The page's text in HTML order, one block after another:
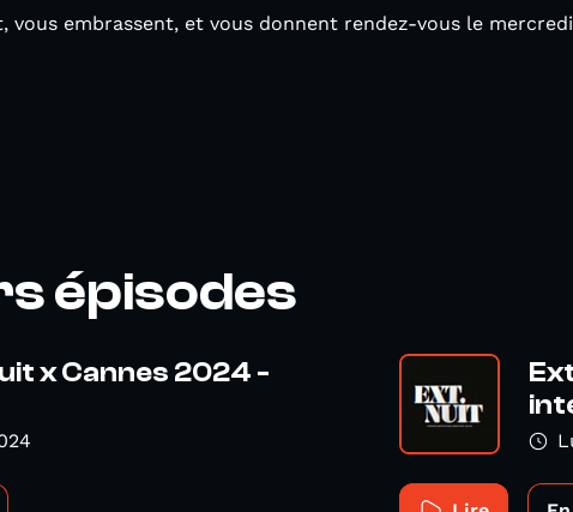
vous embrassent, et vous donnent rendez-vous le
épisodes
x Cannes 2024 -